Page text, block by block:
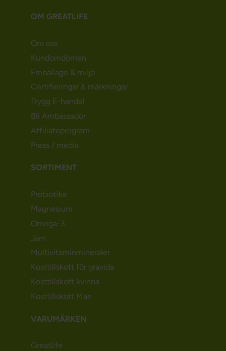
OM GREATLIFE
Om oss
Kundomdömen
Emballage & miljö
Certifieringar & märkningar
Trygg E-handel
Bli Ambassadör
Affiliateprogram
Press / media
SORTIMENT
Probiotika
Magnesium
Omega-3
Järn
Multivitaminmineraler
Kosttillskott för gravida
Kosttillskott kvinna
Kosttillskott Man
VARUMÄRKEN
Greatlife